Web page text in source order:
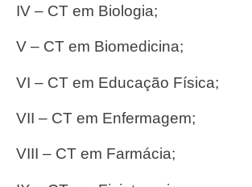
IV – CT em Biologia;
V – CT em Biomedicina;
VI – CT em Educação Física;
VII – CT em Enfermagem;
VIII – CT em Farmácia;